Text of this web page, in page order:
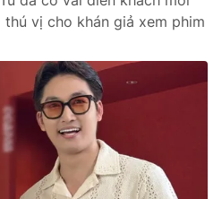
vị cho khán giả xem phim